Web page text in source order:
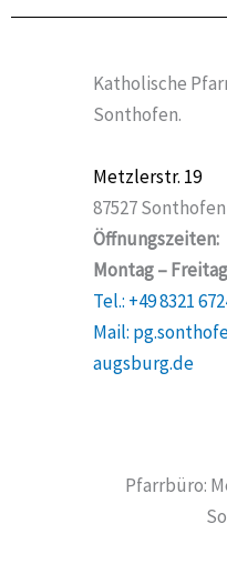
Katholische
Sonthofen.
Metzlerstr. 19
87527 Sonthofen
Öffnungszeiten:
Montag –
Tel.: +49 8321
Mail:
augsburg.de
Pfarrbüro: